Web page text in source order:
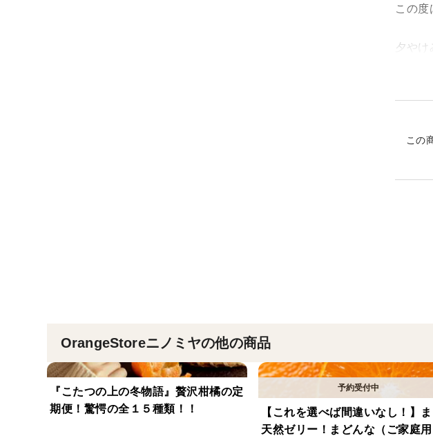
この度
夕や
この
OrangeStoreニノミヤの他の商品
『こたつの上の冬物語』贅沢柑橘の定
期便！驚愕の全１５種類！！
【これを選べば間違いなし！】
天然ゼリー！まどんな（ご家庭